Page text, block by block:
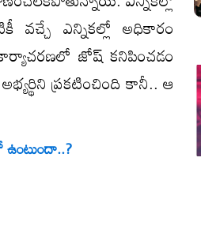
వ‌చ్చే ఎన్నిక‌ల్లో అధికారం
జోష్‌ క‌నిపించ‌డం
ప్ర‌క‌టించింది కానీ.. ఆ